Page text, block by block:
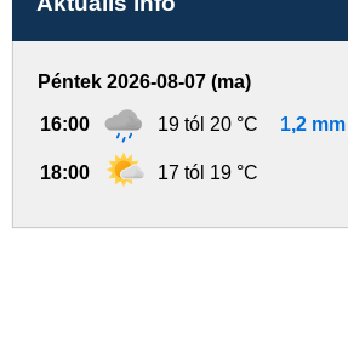
Péntek 2026-08-07 (ma)
16:00 19 tól 20 °C 1,2 mm
18:00 17 tól 19 °C